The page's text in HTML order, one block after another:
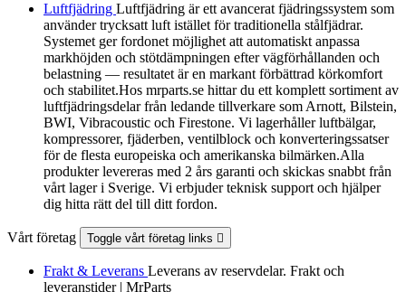
Luftfjädring Luftfjädring är ett avancerat fjädringssystem som
använder trycksatt luft istället för traditionella stålfjädrar.
Systemet ger fordonet möjlighet att automatiskt anpassa
markhöjden och stötdämpningen efter vägförhållanden och
belastning — resultatet är en markant förbättrad körkomfort
och stabilitet.Hos mrparts.se hittar du ett komplett sortiment av
luftfjädringsdelar från ledande tillverkare som Arnott, Bilstein,
BWI, Vibracoustic och Firestone. Vi lagerhåller luftbälgar,
kompressorer, fjäderben, ventilblock och konverteringssatser
för de flesta europeiska och amerikanska bilmärken.Alla
produkter levereras med 2 års garanti och skickas snabbt från
vårt lager i Sverige. Vi erbjuder teknisk support och hjälper
dig hitta rätt del till ditt fordon.
Vårt företag Toggle vårt företag links 
Frakt & Leverans Leverans av reservdelar. Frakt och
leveranstider | MrParts